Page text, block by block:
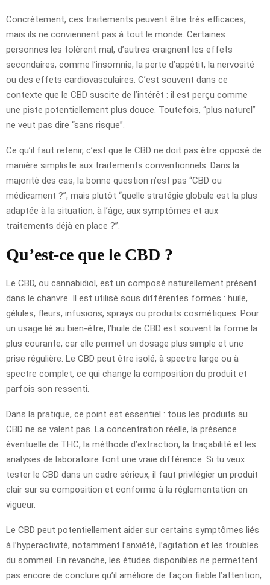
Concrètement, ces traitements peuvent être très efficaces,
mais ils ne conviennent pas à tout le monde. Certaines
personnes les tolèrent mal, d’autres craignent les effets
secondaires, comme l’insomnie, la perte d’appétit, la nervosité
ou des effets cardiovasculaires. C’est souvent dans ce
contexte que le CBD suscite de l’intérêt : il est perçu comme
une piste potentiellement plus douce. Toutefois, “plus naturel”
ne veut pas dire “sans risque”.
Ce qu’il faut retenir, c’est que le CBD ne doit pas être opposé de
manière simpliste aux traitements conventionnels. Dans la
majorité des cas, la bonne question n’est pas “CBD ou
médicament ?”, mais plutôt “quelle stratégie globale est la plus
adaptée à la situation, à l’âge, aux symptômes et aux
traitements déjà en place ?”.
Qu’est-ce que le CBD ?
Le CBD, ou cannabidiol, est un composé naturellement présent
dans le chanvre. Il est utilisé sous différentes formes : huile,
gélules, fleurs, infusions, sprays ou produits cosmétiques. Pour
un usage lié au bien-être, l’huile de CBD est souvent la forme la
plus courante, car elle permet un dosage plus simple et une
prise régulière. Le CBD peut être isolé, à spectre large ou à
spectre complet, ce qui change la composition du produit et
parfois son ressenti.
Dans la pratique, ce point est essentiel : tous les produits au
CBD ne se valent pas. La concentration réelle, la présence
éventuelle de THC, la méthode d’extraction, la traçabilité et les
analyses de laboratoire font une vraie différence. Si tu veux
tester le CBD dans un cadre sérieux, il faut privilégier un produit
clair sur sa composition et conforme à la réglementation en
vigueur.
Le CBD peut potentiellement aider sur certains symptômes liés
à l’hyperactivité, notamment l’anxiété, l’agitation et les troubles
du sommeil. En revanche, les études disponibles ne permettent
pas encore de conclure qu’il améliore de façon fiable l’attention,